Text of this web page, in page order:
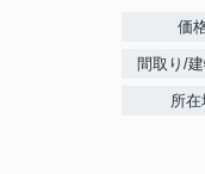
価
間取り/
所在